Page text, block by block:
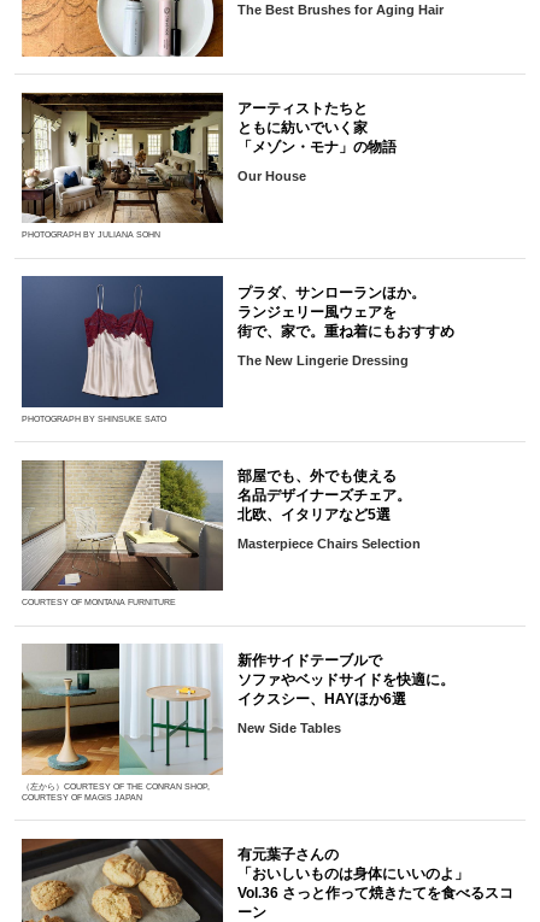
The Best Brushes for Aging Hair
PHOTOGRAPH BY JULIANA SOHN
アーティストたちと
ともに紡いでいく家
「メゾン・モナ」の物語
Our House
PHOTOGRAPH BY SHINSUKE SATO
プラダ、サンローランほか。
ランジェリー風ウェアを
街で、家で。重ね着にもおすすめ
The New Lingerie Dressing
COURTESY OF MONTANA FURNITURE
部屋でも、外でも使える
名品デザイナーズチェア。
北欧、イタリアなど5選
Masterpiece Chairs Selection
（左から）COURTESY OF THE CONRAN SHOP,
COURTESY OF MAGIS JAPAN
新作サイドテーブルで
ソファやベッドサイドを快適に。
イクスシー、HAYほか6選
New Side Tables
有元葉子さんの
「おいしいものは身体にいいのよ」
Vol.36 さっと作って焼きたてを食べるスコ
ーン